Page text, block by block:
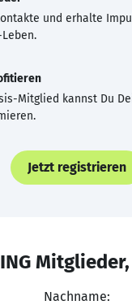
und erhalte
Mitglied kannst Du
Jetzt registrieren
Nachname: